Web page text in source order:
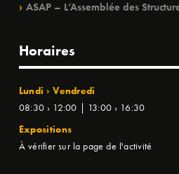
ASAP – L’Assemblée des
Horaires
Lundi › Vendredi
08:30 › 12:00 | 13:00 › 16:30
Expositions
À vérifier sur la page de l'activité